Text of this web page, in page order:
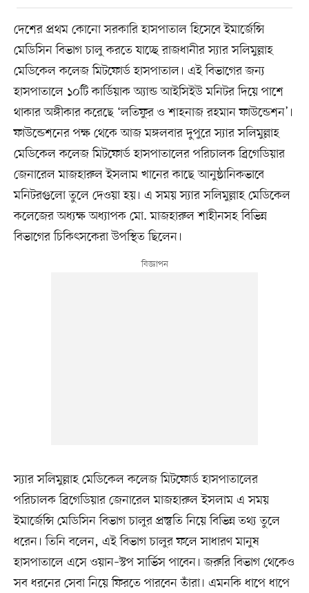
দেশের প্রথম কোনো সরকারি হাসপাতাল হিসেবে ইমার্জেন্সি
মেডিসিন বিভাগ চালু করতে যাচ্ছে রাজধানীর স্যার সলিমুল্লাহ
মেডিকেল কলেজ মিটফোর্ড হাসপাতাল। এই বিভাগের জন্য
হাসপাতালে ১০টি কার্ডিয়াক অ্যান্ড আইসিইউ মনিটর দিয়ে পাশে
থাকার অঙ্গীকার করেছে ‘লতিফুর ও শাহনাজ রহমান ফাউন্ডেশন’।
ফাউন্ডেশনের পক্ষ থেকে আজ মঙ্গলবার দুপুরে স্যার সলিমুল্লাহ
মেডিকেল কলেজ মিটফোর্ড হাসপাতালের পরিচালক ব্রিগেডিয়ার
জেনারেল মাজহারুল ইসলাম খানের কাছে আনুষ্ঠানিকভাবে
মনিটরগুলো তুলে দেওয়া হয়। এ সময় স্যার সলিমুল্লাহ মেডিকেল
কলেজের অধ্যক্ষ অধ্যাপক মো. মাজহারুল শাহীনসহ বিভিন্ন
বিভাগের চিকিৎসকেরা উপস্থিত ছিলেন।
স্যার সলিমুল্লাহ মেডিকেল কলেজ মিটফোর্ড হাসপাতালের
পরিচালক ব্রিগেডিয়ার জেনারেল মাজহারুল ইসলাম এ সময়
ইমার্জেন্সি মেডিসিন বিভাগ চালুর প্রস্তুতি নিয়ে বিভিন্ন তথ্য তুলে
ধরেন। তিনি বলেন, এই বিভাগ চালুর ফলে সাধারণ মানুষ
হাসপাতালে এসে ওয়ান–স্টপ সার্ভিস পাবেন। জরুরি বিভাগ থেকেও
সব ধরনের সেবা নিয়ে ফিরতে পারবেন তাঁরা। এমনকি ধাপে ধাপে